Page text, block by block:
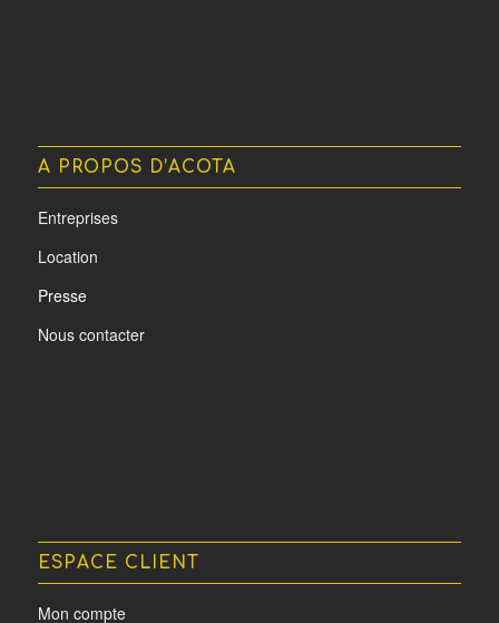
A PROPOS D’ACOTA
Entreprises
Location
Presse
Nous contacter
ESPACE CLIENT
Mon compte